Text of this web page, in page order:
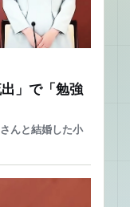
」で「勉強
んと結婚した小